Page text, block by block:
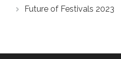
Future of Festivals 2023